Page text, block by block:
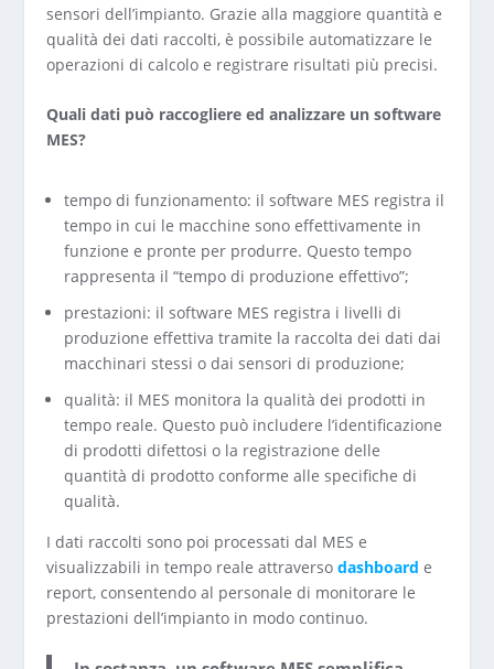
sensori dell’impianto. Grazie alla maggiore quantità e
qualità dei dati raccolti, è possibile automatizzare le
operazioni di calcolo e registrare risultati più precisi.
Quali dati può raccogliere ed analizzare un software
MES?
tempo di funzionamento: il software MES registra il
tempo in cui le macchine sono effettivamente in
funzione e pronte per produrre. Questo tempo
rappresenta il “tempo di produzione effettivo”;
prestazioni: il software MES registra i livelli di
produzione effettiva tramite la raccolta dei dati dai
macchinari stessi o dai sensori di produzione;
qualità: il MES monitora la qualità dei prodotti in
tempo reale. Questo può includere l’identificazione
di prodotti difettosi o la registrazione delle
quantità di prodotto conforme alle specifiche di
qualità.
I dati raccolti sono poi processati dal MES e
visualizzabili in tempo reale attraversodashboard e
report, consentendo al personale di monitorare le
prestazioni dell’impianto in modo continuo.